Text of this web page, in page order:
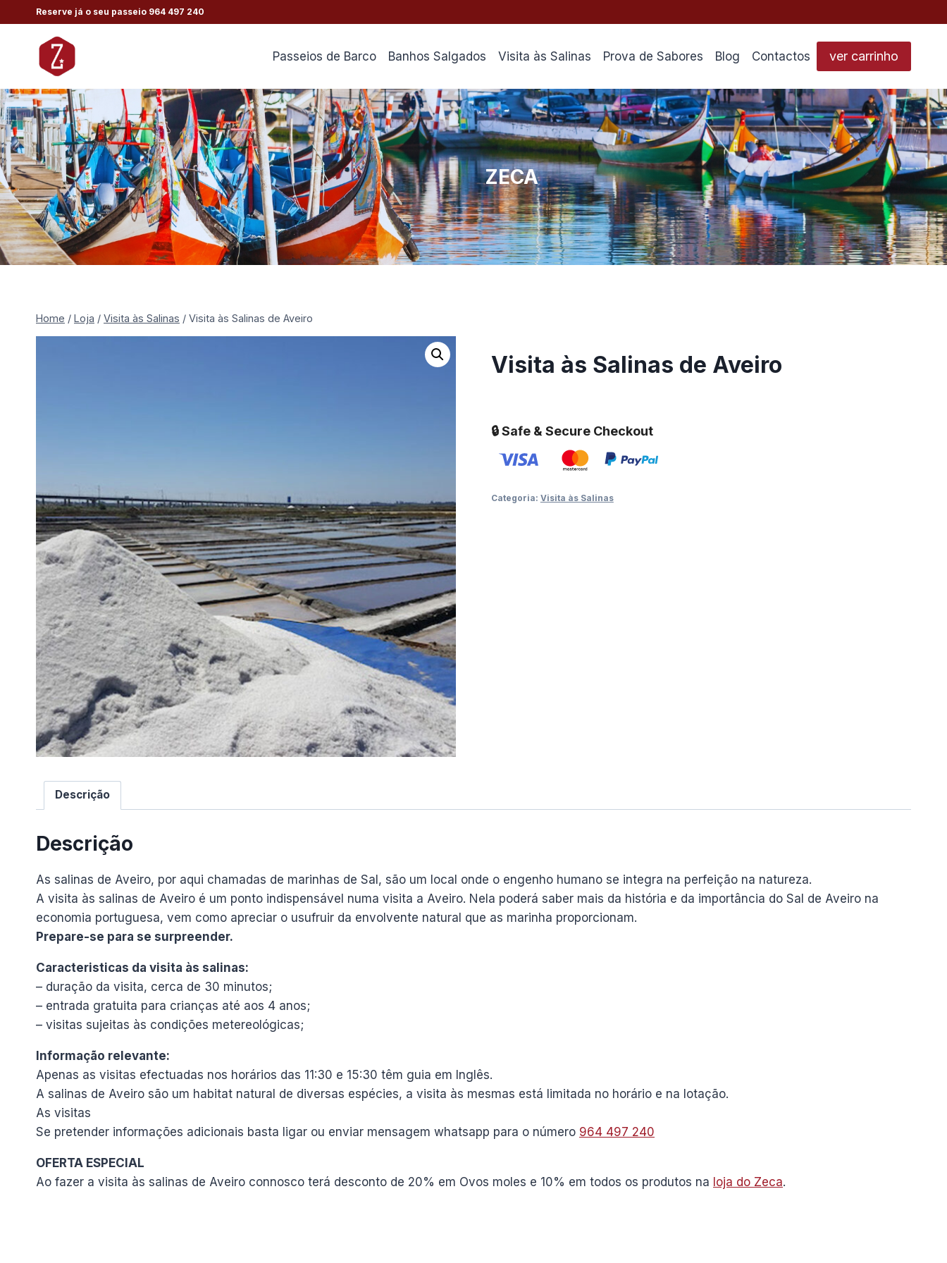
to
content
Reserve já o seu passeio 964 497 240
ver carrinho
Passeios de Barco Banhos Salgados Visita às Salinas Prova de Sabores Blog Contactos
ZECA
Home / Loja / Visita às Salinas / Visita às Salinas de Aveiro
Visita às Salinas de Aveiro
🔒 Safe & Secure Checkout
Categoria: Visita às Salinas
Descrição
Descrição
As salinas de Aveiro, por aqui chamadas de marinhas de Sal, são um local onde o engenho humano se integra na perfeição na natureza.
A visita às salinas de Aveiro é um ponto indispensável numa visita a Aveiro. Nela poderá saber mais da história e da importância do Sal de Aveiro na
economia portuguesa, vem como apreciar o usufruir da envolvente natural que as marinha proporcionam.
Prepare-se para se surpreender.
Caracteristicas da visita às salinas:
– duração da visita, cerca de 30 minutos;
– entrada gratuita para crianças até aos 4 anos;
– visitas sujeitas às condições metereológicas;
Informação relevante:
Apenas as visitas efectuadas nos horários das 11:30 e 15:30 têm guia em Inglês.
A salinas de Aveiro são um habitat natural de diversas espécies, a visita às mesmas está limitada no horário e na lotação.
As visitas
Se pretender informações adicionais basta ligar ou enviar mensagem whatsapp para o número 964 497 240
OFERTA ESPECIAL
Ao fazer a visita às salinas de Aveiro connosco terá desconto de 20% em Ovos moles e 10% em todos os produtos na loja do Zeca.